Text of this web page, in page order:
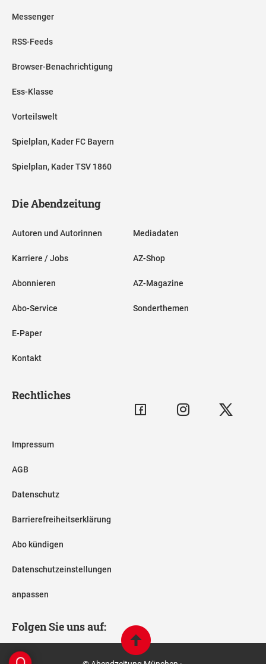
Messenger
RSS-Feeds
Browser-Benachrichtigung
Ess-Klasse
Vorteilswelt
Spielplan, Kader FC Bayern
Spielplan, Kader TSV 1860
Die Abendzeitung
Autoren und Autorinnen
Karriere / Jobs
Abonnieren
Abo-Service
E-Paper
Kontakt
Mediadaten
AZ-Shop
AZ-Magazine
Sonderthemen
Rechtliches
Impressum
AGB
Datenschutz
Barrierefreiheitserklärung
Abo kündigen
Datenschutzeinstellungen
anpassen
Folgen Sie uns auf: